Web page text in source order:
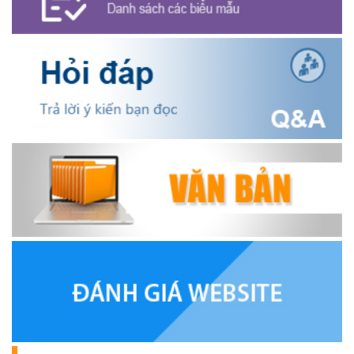
HỘI NÔNG DÂN XÃ CƯ M’GAR ĐẠI DIỆN TỈNH ĐẮK LẮK QUẢNG
BÁ SẢN PHẨM OCOP TẠI TUẦN LỄ NÔNG SẢN VÀ SẢN PHẨM
OCOP TỈNH KHÁNH HÒA NĂM 2026
(18/07/2026)
Đoàn viên thanh niên và các tầng lớp Nhân dân xã Cư M'gar tích
cực tham gia hưởng ngày hội hiến máu tình nguyện đợt II năm
2026.
(17/07/2026)
HƯỞNG ỨNG CUỘC THI TRỰC TUYẾN CỦA HỘI NÔNG DÂN XÃ
TRIỂN KHAI, GIAO NHIỆM VỤ TÌM KIẾM, QUY TẬP VÀ XÁC ĐỊNH
(27/07/2026)